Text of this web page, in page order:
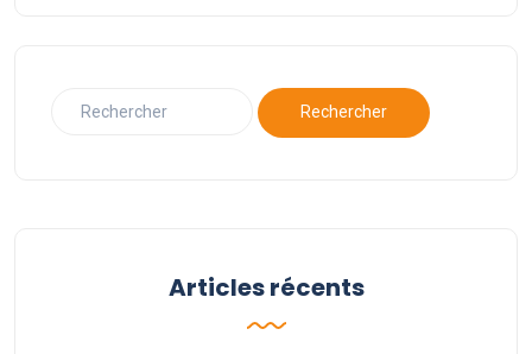
Articles récents